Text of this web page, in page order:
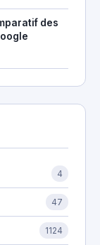
des
4
47
1124